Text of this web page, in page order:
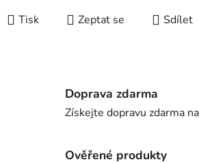
Tisk Zeptat se Sdílet
Doprava zdarma
Získejte dopravu zdarma
Ověřené produkty